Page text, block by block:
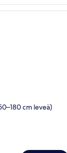
avautuu
cm leveä)